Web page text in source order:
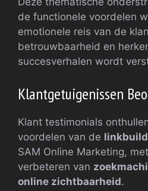
de functionele voordelen
emotionele reis van de
betrouwbaarheid en
succesverhalen wordt
Klantgetuigenissen
Klant testimonials
voordelen van de
SAM Online Marketing,
verbeteren van
online zichtbaarheid.